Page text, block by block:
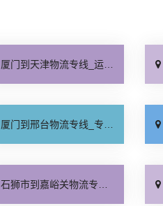
厦门到天津物流专线_运保时效「高效快运」
厦门到邢台物流专线_专业靠谱「上门提货」
石狮市到嘉峪关物流专线_一站直达「全程无虑」